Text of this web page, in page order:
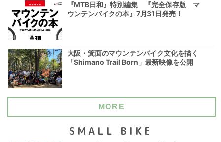
『MTB日和』特別編集 『完全保存版 マ
ウンテンバイクの本』7月31日発売！
大阪・箕面のマウンテンバイク文化を描く
「Shimano Trail Born」最新映像を公開
MORE
SMALL BIKE